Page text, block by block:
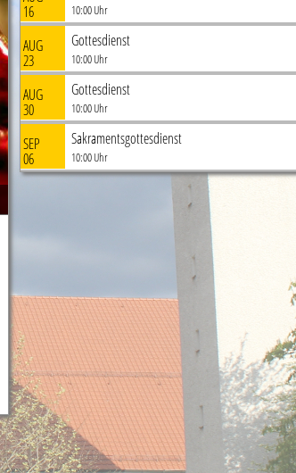
16 10:00 Uhr
AUG
23
Gottesdienst
10:00 Uhr
AUG
30
Gottesdienst
10:00 Uhr
SEP
06
Sakramentsgottesdienst
10:00 Uhr